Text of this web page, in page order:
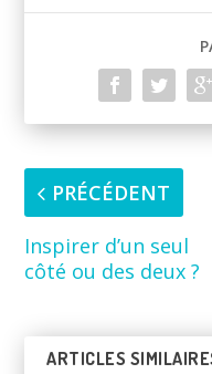
PRÉCÉDENT
Inspirer d’un seul
côté ou des deux ?
ARTICLES